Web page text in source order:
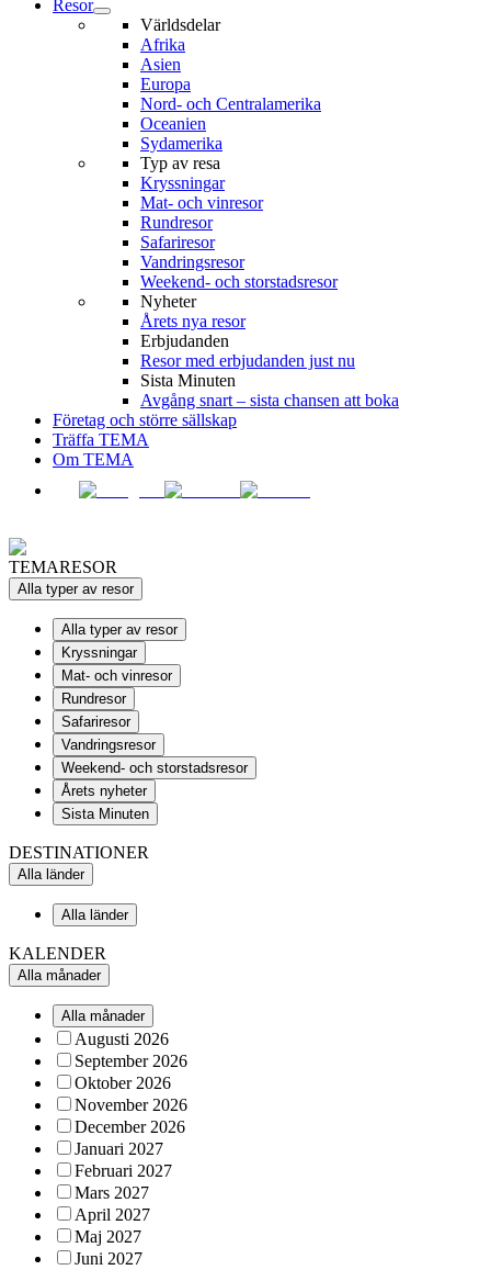
Resor
Världsdelar
Afrika
Asien
Europa
Nord- och Centralamerika
Oceanien
Sydamerika
Typ av resa
Kryssningar
Mat- och vinresor
Rundresor
Safariresor
Vandringsresor
Weekend- och storstadsresor
Nyheter
Årets nya resor
Erbjudanden
Resor med erbjudanden just nu
Sista Minuten
Avgång snart – sista chansen att boka
Företag och större sällskap
Träffa TEMA
Om TEMA
TEMARESOR
Alla typer av resor
Alla typer av resor
Kryssningar
Mat- och vinresor
Rundresor
Safariresor
Vandringsresor
Weekend- och storstadsresor
Årets nyheter
Sista Minuten
DESTINATIONER
Alla länder
Alla länder
KALENDER
Alla månader
Alla månader
Augusti 2026
September 2026
Oktober 2026
November 2026
December 2026
Januari 2027
Februari 2027
Mars 2027
April 2027
Maj 2027
Juni 2027